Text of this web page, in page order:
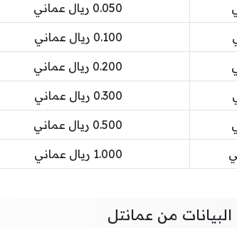
0.050 ريال عماني
0.100 ريال عماني
0.200 ريال عماني
0.300 ريال عماني
0.500 ريال عماني
1.000 ريال عماني
من عمانتل